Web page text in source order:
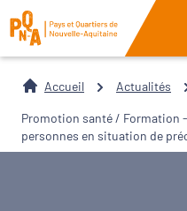
Accueil Actualités
Promotion santé / Formation
personnes en situation de